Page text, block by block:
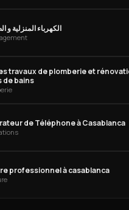
الكهرباء المنزلية و
travaux de plomberie et
de bains
de Téléphone à Casablanca
professionnel à casablanca